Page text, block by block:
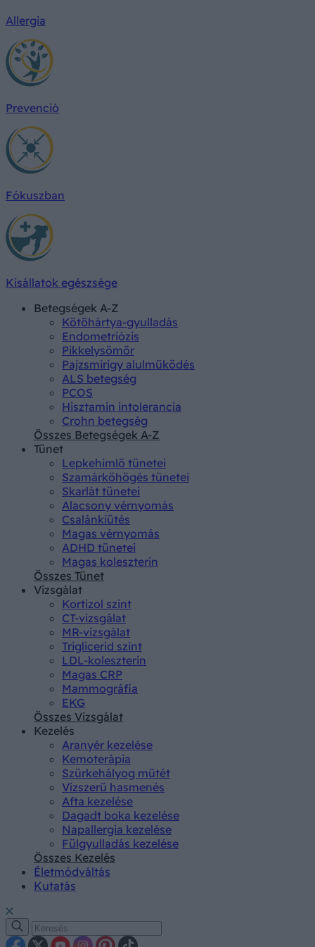
Allergia
Prevenció
Fókuszban
Kisállatok egészsége
Betegségek A-Z
Kötőhártya-gyulladás
Endometriózis
Pikkelysömör
Pajzsmirigy alulműködés
ALS betegség
PCOS
Hisztamin intolerancia
Crohn betegség
Összes Betegségek A-Z
Tünet
Lepkehimlő tünetei
Szamárköhögés tünetei
Skarlát tünetei
Alacsony vérnyomás
Csalánkiütés
Magas vérnyomás
ADHD tünetei
Magas koleszterin
Összes Tünet
Vizsgálat
Kortizol szint
CT-vizsgálat
MR-vizsgálat
Triglicerid szint
LDL-koleszterin
Magas CRP
Mammográfia
EKG
Összes Vizsgálat
Kezelés
Aranyér kezelése
Kemoterápia
Szürkehályog műtét
Vízszerű hasmenés
Afta kezelése
Dagadt boka kezelése
Napallergia kezelése
Fülgyulladás kezelése
Összes Kezelés
Életmódváltás
Kutatás